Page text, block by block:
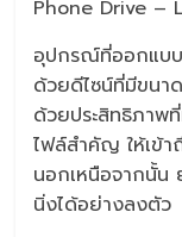
Phone Drive –
อุปกรณ์ที่ออกแบบ
ด้วยดีไซน์ที่มีขนา
ด้วยประสิทธิภาพ
ไฟล์สำคัญ ให้เข้า
นอกเหนือจากนั้น
นิ่งได้อย่างลงตัว